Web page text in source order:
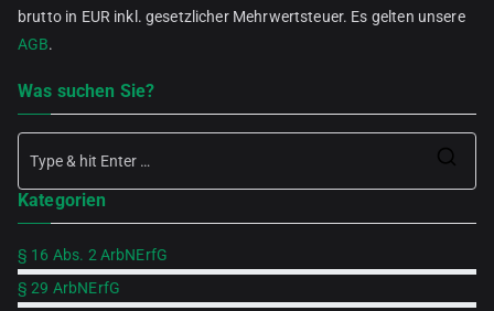
brutto in EUR inkl. gesetzlicher Mehrwertsteuer. Es gelten unsere
AGB.
Was suchen Sie?
Kategorien
§ 16 Abs. 2 ArbNErfG
§ 29 ArbNErfG